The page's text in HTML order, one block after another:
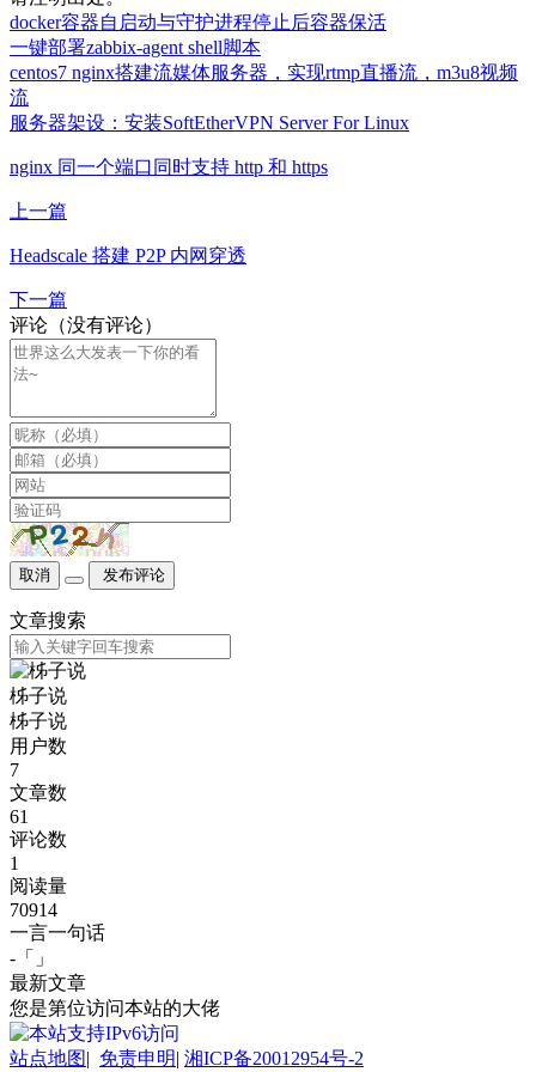
docker容器自启动与守护进程停止后容器保活
一键部署zabbix-agent shell脚本
centos7 nginx搭建流媒体服务器，实现rtmp直播流，m3u8视频
流
服务器架设：安装SoftEtherVPN Server For Linux
nginx 同一个端口同时支持 http 和 https
上一篇
Headscale 搭建 P2P 内网穿透
下一篇
评论（没有评论）
取消 发布评论
文章搜索
柹子说
柹子说
用户数
7
文章数
61
评论数
1
阅读量
70914
一言一句话
-「
」
最新文章
您是第位访问本站的大佬
站点地图| 免责申明| 湘ICP备20012954号-2